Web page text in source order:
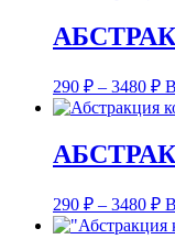
290 ₽ – 3480 ₽
290 ₽ – 3480 ₽